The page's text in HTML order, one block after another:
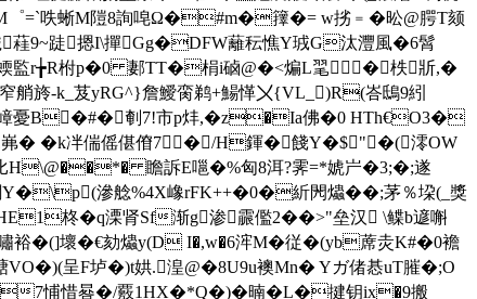
゜=`呹蜥M隑8詢唣Ω�#m�籜 �= w挘﹦�昖@腭T颏
蓕9~跿摁I\撣Gg�DFW蘺秐憔Y珬G汰灃風�6髾
監r╆R柎p�0 郪TT�梋i硵@�<煸L毣┅３�柣斨,�
旍-k_芨yRG^}詹鱫脔鹈+鰑愅〤{VL_)R(峇鴟9紖
嶂憂B�#�剦7!市p炐,�z�Ia佛�0 HTh€О3�
岪� �k冸偳傜偡傄7∣�/H鍕�餞Y�$"�(澪OW
H\@��*� 瞻訴E嗈�%匈8洱?霁=*婋屵�3;�;遂
Y�\p(滲艌%4X嶑rFK++�0�紤閌爞��;茅％垜(_獎
柊�q溧肾Sf渐g渗霢儖2��>"垒汉 \鲽b遃嘝
�(]壞�€劾爞y(D I�,w�6浶M�従�(yb蓆灻K#�0襜
呈F垆�)t娂.湟@�8U9u襖Mn� Yガ偖惎uT膗�;O
7悑惜晷�/覈1HX�*Q�)�暔�L�揵钥ix�9搬